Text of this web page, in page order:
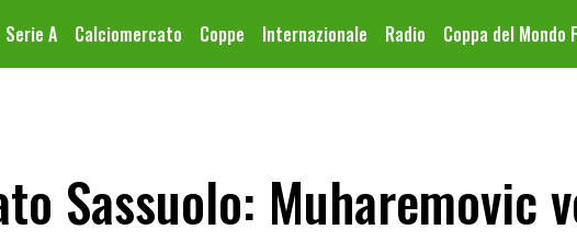
Serie A Calciomercato Coppe Internazionale Radio Coppa del Mondo
Sassuolo: Muharemovic